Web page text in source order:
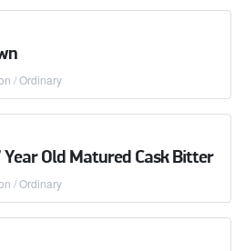
/ Ordinary
Year Old Matured Cask Bitter
/ Ordinary